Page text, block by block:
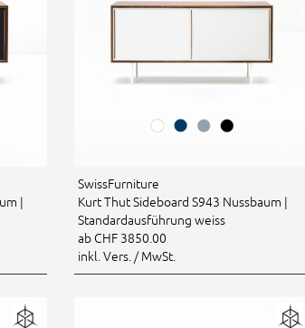
|
SwissFurniture
Kurt Thut Sideboard S943 Nussbaum |
Standardausführung weiss
ab CHF 3850.00
inkl. Vers. / MwSt.